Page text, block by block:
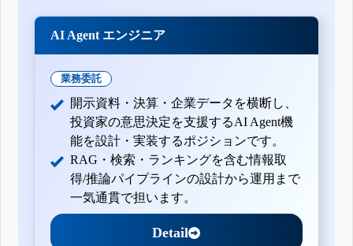
AI Agent エンジニア
業務委託
開示資料・決算・企業データを横断し、
投資家の意思決定を支援するAI Agent機
能を設計・実装するポジションです。
RAG・検索・ランキングを含む情報取
得/推論パイプラインの設計から運用まで
一気通貫で担います。
Detail